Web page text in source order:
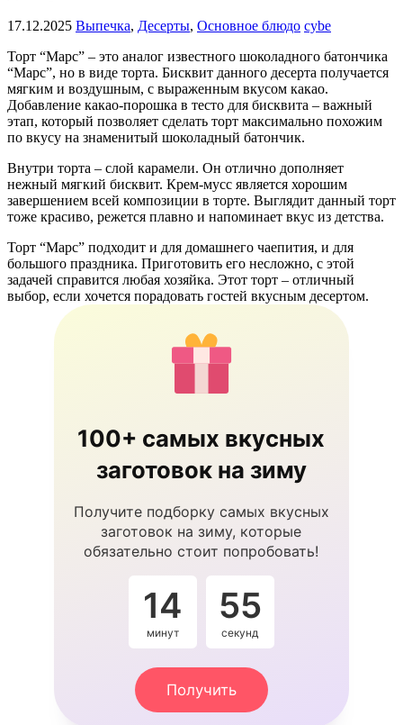
17.12.2025 Выпечка, Десерты, Основное блюдо cybe
Торт “Марс” – это аналог известного шоколадного батончика
“Марс”, но в виде торта. Бисквит данного десерта получается
мягким и воздушным, с выраженным вкусом какао.
Добавление какао-порошка в тесто для бисквита – важный
этап, который позволяет сделать торт максимально похожим
по вкусу на знаменитый шоколадный батончик.
Внутри торта – слой карамели. Он отлично дополняет
нежный мягкий бисквит. Крем-мусс является хорошим
завершением всей композиции в торте. Выглядит данный торт
тоже красиво, режется плавно и напоминает вкус из детства.
Торт “Марс” подходит и для домашнего чаепития, и для
большого праздника. Приготовить его несложно, с этой
задачей справится любая хозяйка. Этот торт – отличный
выбор, если хочется порадовать гостей вкусным десертом.
100+ самых вкусных
заготовок на зиму
Получите подборку самых вкусных
заготовок на зиму, которые
обязательно стоит попробовать!
14
минут
54
секунды
Получить